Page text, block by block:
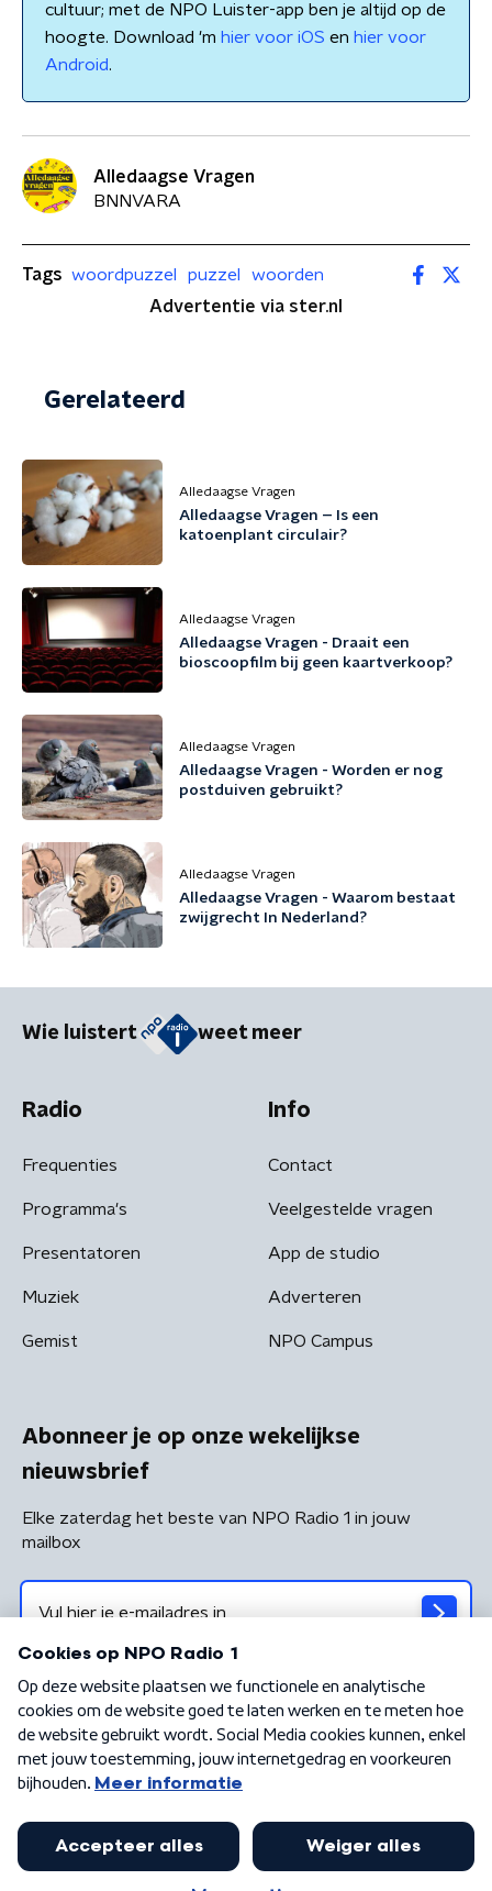
cultuur; met de NPO Luister-app ben je altijd op de
hoogte. Download 'm hier voor iOS en hier voor
Android.
Alledaagse Vragen
BNNVARA
Tags woordpuzzel puzzel
woorden
Advertentie via ster.nl
Gerelateerd
Alledaagse Vragen
Alledaagse Vragen – Is een
katoenplant circulair?
Alledaagse Vragen
Alledaagse Vragen - Draait een
bioscoopfilm bij geen kaartverkoop?
Alledaagse Vragen
Alledaagse Vragen - Worden er nog
postduiven gebruikt?
Alledaagse Vragen
Alledaagse Vragen - Waarom bestaat
zwijgrecht In Nederland?
Wie luistert weet meer
Radio
Frequenties
Programma's
Presentatoren
Muziek
Gemist
Info
Contact
Veelgestelde vragen
App de studio
Adverteren
NPO Campus
Abonneer je op onze wekelijkse
nieuwsbrief
Elke zaterdag het beste van NPO Radio 1 in jouw
mailbox
Algemene voorwaarden